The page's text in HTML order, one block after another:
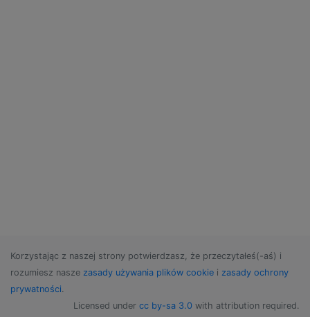
Korzystając z naszej strony potwierdzasz, że przeczytałeś(-aś) i
rozumiesz nasze zasady używania plików cookie i zasady ochrony
prywatności.
Licensed under cc by-sa 3.0 with attribution required.